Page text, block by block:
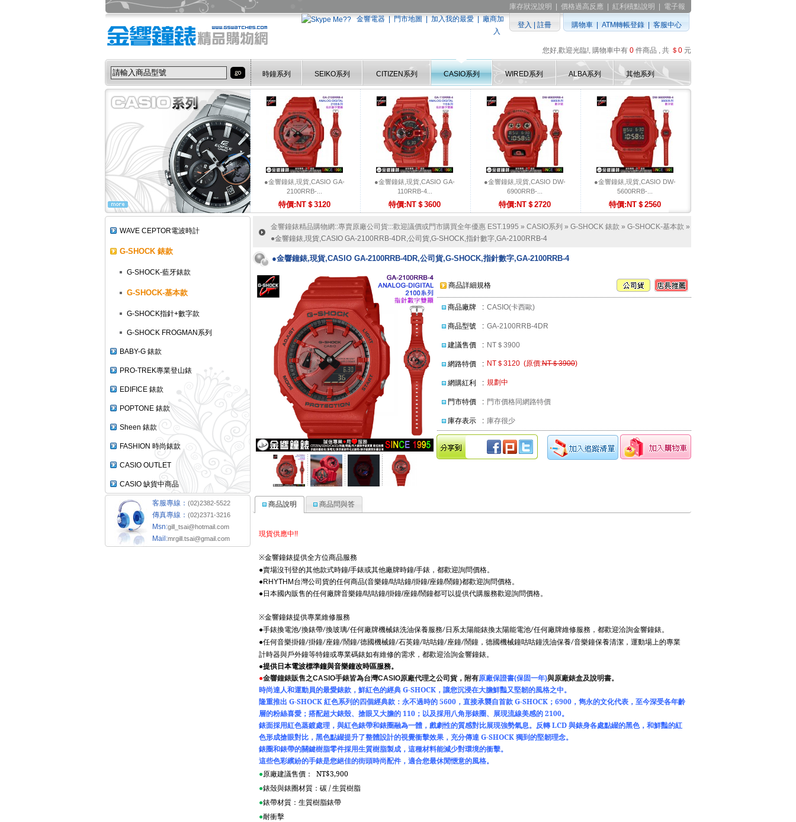
庫存狀況說明 價格過高反應 紅利積點說明
電子報
金響電器
門市地圖 加入我的最愛
廠商加
入
登入 註冊 購物車 ATM轉帳登錄 客服中心
您好,歡迎光臨!, 購物車中有 0 件商品 , 共 ＄0 元
時鐘系列 SEIKO系列 CITIZEN系列 CASIO系列 WIRED系列 ALBA系列 其他系列
●金響鐘錶,現貨,CASIO GA-
2100RRB-...
特價:NT＄3120
●金響鐘錶,現貨,CASIO GA-
110RRB-4...
特價:NT＄3600
●金響鐘錶,現貨,CASIO DW-
6900RRB-...
特價:NT＄2720
●金響鐘錶,現貨,CASIO DW-
5600RRB-...
特價:NT＄2560
WAVE CEPTOR電波時計
G-SHOCK 錶款
G-SHOCK-藍牙錶款
G-SHOCK-基本款
G-SHOCK指針+數字款
G-SHOCK FROGMAN系列
BABY-G 錶款
PRO-TREK專業登山錶
EDIFICE 錶款
POPTONE 錶款
Sheen 錶款
FASHION 時尚錶款
CASIO OUTLET
CASIO 缺貨中商品
客服專線： (02)2382-5522
傳真專線： (02)2371-3216
Msn:gill_tsai@hotmail.com
Mail:mrgill.tsai@gmail.com
金響鐘錶精品購物網::專賣原廠公司貨:::歡迎議價或門市購買全年優惠 EST.1995 » CASIO系列 » G-SHOCK 錶款 » G-SHOCK-基本款 »
●金響鐘錶,現貨,CASIO GA-2100RRB-4DR,公司貨,G-SHOCK,指針數字,GA-2100RRB-4
●金響鐘錶,現貨,CASIO GA-2100RRB-4DR,公司貨,G-SHOCK,指針數字,GA-2100RRB-4
商品詳細規格
商品廠牌 : CASIO(卡西歐)
商品型號 : GA-2100RRB-4DR
建議售價 : NT＄3900
網路特價 : NT＄3120 (原價:NT＄3900)
網購紅利 : 規劃中
門市特價 : 門市價格同網路特價
庫存表示 : 庫存很少
商品說明 商品問與答
現貨供應中!!
※金響鐘錶提供全方位商品服務
●賣場沒刊登的其他款式時鐘/手錶或其他廠牌時鐘/手錶，都歡迎詢問價格。
●RHYTHM台灣公司貨的任何商品(音樂鐘/咕咕鐘/掛鐘/座鐘/鬧鐘)都歡迎詢問價格。
●日本國內販售的任何廠牌音樂鐘/咕咕鐘/掛鐘/座鐘/鬧鐘都可以提供代購服務歡迎詢問價格。
※金響鐘錶提供專業維修服務
●手錶換電池/換錶帶/換玻璃/任何廠牌機械錶洗油保養服務/日系太陽能錶換太陽能電池/任何廠牌維修服務，都歡迎洽詢金響鐘錶。
●任何音樂掛鐘/掛鐘/座鐘/鬧鐘/德國機械鐘/石英鐘/咕咕鐘/座鐘/鬧鐘，德國機械鐘咕咕鐘洗油保養/音樂鐘保養清潔，運動場上的專業
計時器與戶外鐘等特鐘或專業碼錶如有維修的需求，都歡迎洽詢金響鐘錶。
●提供日本電波標準鐘與音樂鐘改時區服務。
●金響鐘錶販售之CASIO手錶皆為台灣CASIO原廠代理之公司貨，附有原廠保證書(保固一年)與原廠錶盒及說明書。
時尚達人和運動員的最愛錶款，鮮紅色的經典G-SHOCK ，讓您沉浸在大膽鮮豔又堅韌的風格之中。
隆重推出 G-SHOCK紅色系列的四個經典款：永不過時的5600 ，直接承襲自首款G-SHOCK ； 6900 ，雋永的文化代表，至今深受各年齡
層的粉絲喜愛；搭配超大錶殼、搶眼又大膽的110 ；以及採用八角形錶圈、展現流線美感的2100。
錶面採用紅色蒸鍍處理，與紅色錶帶和錶圈融為一體，戲劇性的質感對比展現強勢氣息。反轉LCD與錶身各處點綴的黑色，和鮮豔的紅
色形成搶眼對比，黑色點綴提升了整體設計的視覺衝擊效果，充分傳達G-SHOCK獨到的堅韌理念。
錶圈和錶帶的關鍵樹脂零件採用生質樹脂製成，這種材料能減少對環境的衝擊。
這些色彩繽紛的手錶是您絕佳的街頭時尚配件，適合您最休閒愜意的風格。
●原廠建議售價：
NT$3,900
●錶殼與錶圈材質：碳/生質樹脂
●錶帶材質：生質樹脂錶帶
●耐衝擊